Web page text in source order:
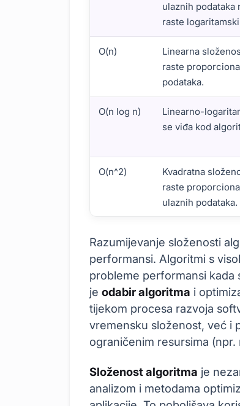
ulaznih podataka
raste
O(n)
Linearna
raste
podataka.
O(n log n)
Linearno-
se viđa kod
O(n^2)
Kvadratna
raste
ulaznih podataka.
Razumijevanje složenosti
performansi. Algoritmi s
probleme performansi kada
je odabir algoritma i
tijekom procesa razvoja
vremensku složenost, već i
ograničenim resursima
Složenost algoritma je
analizom i metodama